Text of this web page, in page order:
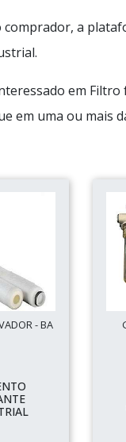
comprador, a
em
em uma ou mais
- BA